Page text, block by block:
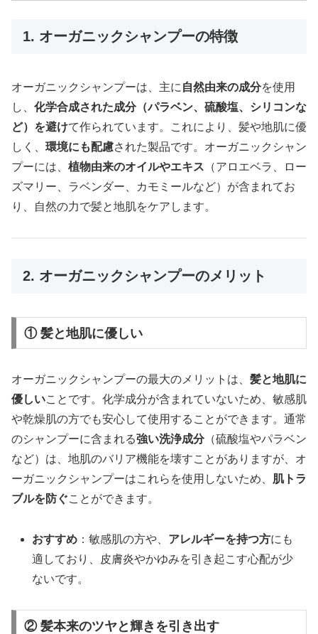
1. オーガニックシャンプーの特徴
オーガニックシャンプーは、主に 自然由来の成分を使用
し、 化学合成された成分（パラベン、硫酸塩、シリコンな
ど）を避けて作られています。これにより、髪や地肌に優
しく、 環境にも配慮された製品です。オーガニックシャン
プーには、 植物由来のオイルやエキス （アロエベラ、ロー
ズマリー、ラベンダー、カモミールなど）が含まれてお
り、自然の力で髪と地肌をケアします。
2. オーガニックシャンプーのメリット
① 髪と地肌に優しい
オーガニックシャンプーの最大のメリットは、 髪と地肌に
優しいことです。化学成分が含まれていないため、敏感肌
や乾燥肌の方でも安心して使用することができます。通常
のシャンプーに含まれる強い洗浄成分（硫酸塩やパラベン
など）は、地肌のバリア機能を壊すことがありますが、オ
ーガニックシャンプーはこれらを使用しないため、 肌トラ
ブルを防ぐことができます。
おすすめ ：敏感肌の方や、 アレルギーを持つ方にも
適しており、皮膚炎やかゆみを引き起こす心配が少
ないです。
② 髪本来のツヤと輝きを引き出す